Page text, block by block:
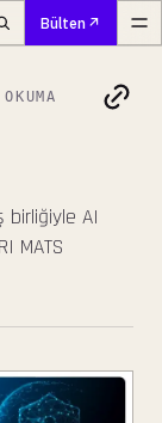
Bülten
birliğiyle AI
MATS